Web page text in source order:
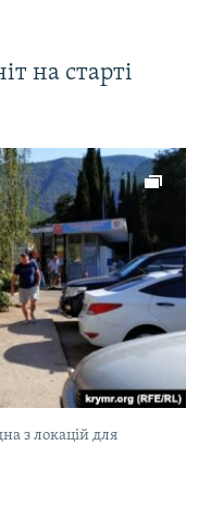
на старті
з локацій для